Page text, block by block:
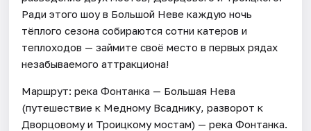
Ради этого шоу в Большой Неве каждую ночь
тёплого сезона собираются сотни катеров и
теплоходов — займите своё место в первых рядах
незабываемого аттракциона!
Маршрут: река Фонтанка — Большая Нева
(путешествие к Медному Всаднику, разворот к
Дворцовому и Троицкому мостам) — река Фонтанка.